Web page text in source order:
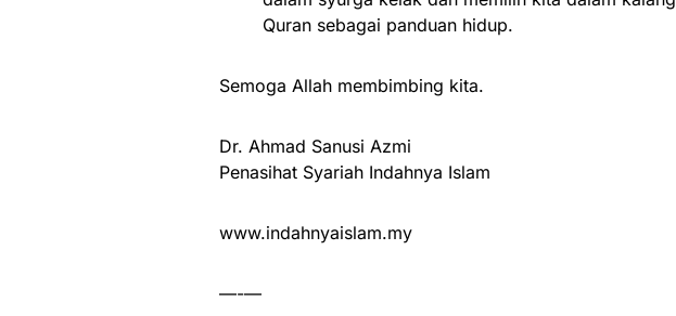
Quran sebagai panduan hidup.
Semoga Allah membimbing kita.
Dr. Ahmad Sanusi Azmi
Penasihat Syariah Indahnya Islam
www.indahnyaislam.my
—-—